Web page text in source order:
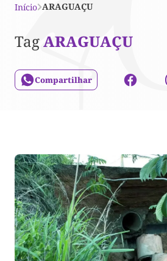
Início ARAGUAÇU
TagARAGUAÇU
Compartilhar